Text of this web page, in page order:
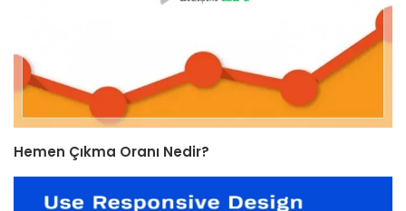
Hemen Çıkma Oranı Nedir?